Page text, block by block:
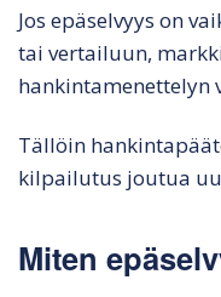
Jos epäselvyys on
tai vertailuun,
hankintamenettelyn
Tällöin
kilpailutus joutua
Miten